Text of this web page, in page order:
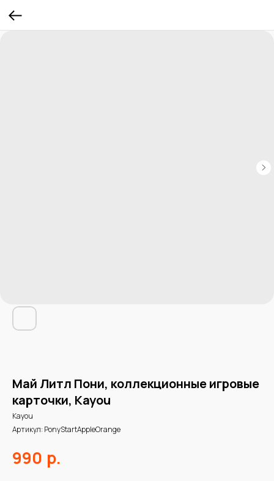
Май Литл Пони, коллекционные игровые
карточки, Kayou
Kayou
Артикул:PonyStartAppleOrange
990 р.